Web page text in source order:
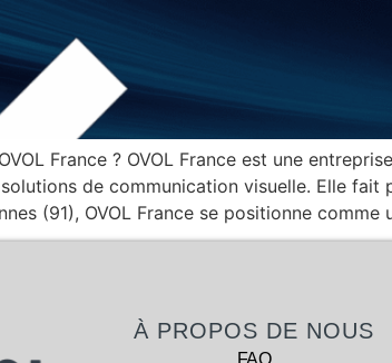
France ? OVOL France est une
de communication visuelle. Elle
(91), OVOL France se positionne
À PROPOS DE NOUS
FAQ